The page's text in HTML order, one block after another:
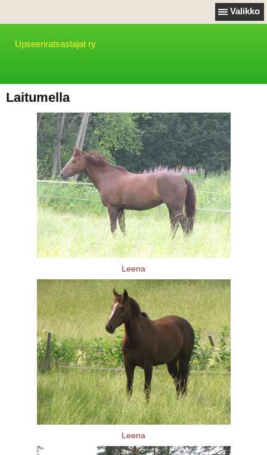
Valikko
Upseeriratsastajat ry
Laitumella
Leena
Leena